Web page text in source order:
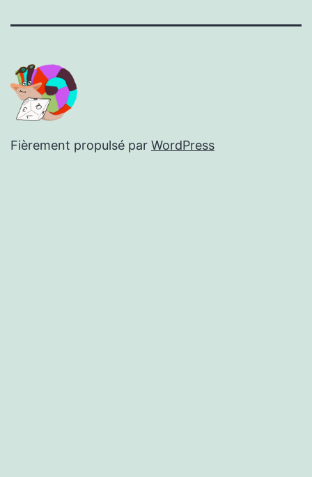
Fièrement propulsé par WordPress